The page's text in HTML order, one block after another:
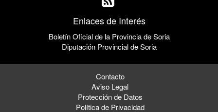
Enlaces de Interés
Boletín Oficial de la Provincia de Soria
Diputación Provincial de Soria
Contacto
Aviso Legal
Protección de Datos
Política de Privacidad